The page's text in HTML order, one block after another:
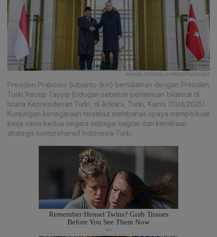
ANTARA FOTO/GALIH PRADIPTA/SGD/NZ
Presiden Prabowo Subianto (kiri) bersalaman dengan Presiden
Turki Recep Tayyip Erdogan sebelum pertemuan bilateral di
Istana Kepresidenan Turki, di Ankara, Turki, Kamis (10/4/2025).
Kunjungan kenegaraan tersebut membahas upaya memperkuat
kerja sama kedua negara sebagai bagian dari kemitraan
strategis komprehensif Indonesia-Turki.